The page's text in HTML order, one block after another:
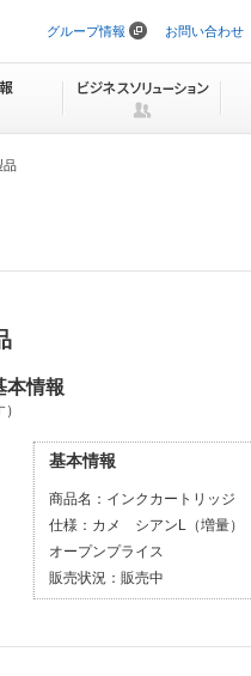
ビ
ョ
グループ情報 お問い合わせ
品
本情報
基本情報
商品名： インクカートリッジ
仕様： カメ シアンL（増量）
オープンプライス
販売状況： 販売中